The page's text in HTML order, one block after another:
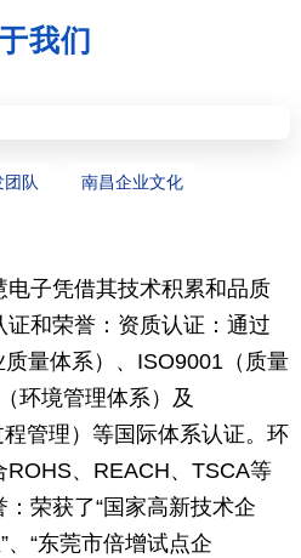
我们
队 南昌企业文化
子凭借其技术积累和品质
和荣誉：资质认证：通过
量体系）、ISO9001（质量
环境管理体系）及
管理）等国际体系认证。环
、REACH、TSCA等
荣获了“国家高新技术企
、“东莞市倍增试点企